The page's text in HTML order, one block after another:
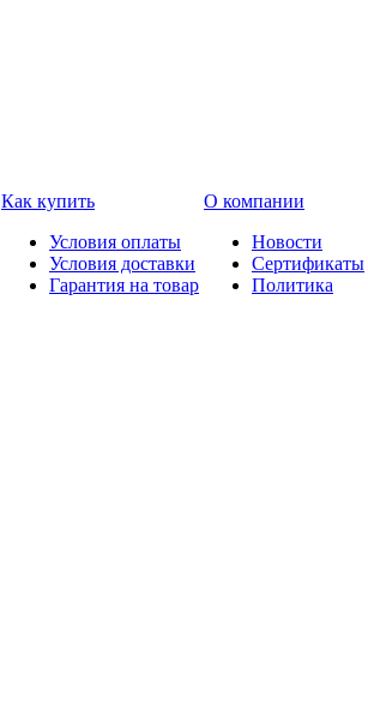
Как купить
Условия оплаты
Условия доставки
Гарантия на товар
О компании
Новости
Сертификаты
Политика